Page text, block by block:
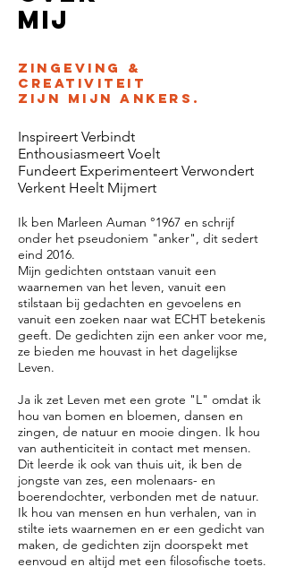
mij
Zingeving &
creativiteit
zijn mijn ankers.
Inspireert Verbindt
Enthousiasmeert Voelt
Fundeert Experimenteert Verwondert
Verkent Heelt Mijmert
Ik ben Marleen Auman °1967 en schrijf
onder het pseudoniem "anker", dit sedert
eind 2016.
Mijn gedichten ontstaan vanuit een
waarnemen van het leven, vanuit een
stilstaan bij gedachten en gevoelens en
vanuit een zoeken naar wat ECHT betekenis
geeft. De gedichten zijn een anker voor me,
ze bieden me houvast in het dagelijkse
Leven.
Ja ik zet Leven met een grote "L" omdat ik
hou van bomen en bloemen, dansen en
zingen, de natuur en mooie dingen. Ik hou
van authenticiteit in contact met mensen.
Dit leerde ik ook van thuis uit, ik ben de
jongste van zes, een molenaars- en
boerendochter, verbonden met de natuur.
Ik hou van mensen en hun verhalen, van in
stilte iets waarnemen en er een gedicht van
maken, de gedichten zijn doorspekt met
eenvoud en altijd met een filosofische toets.